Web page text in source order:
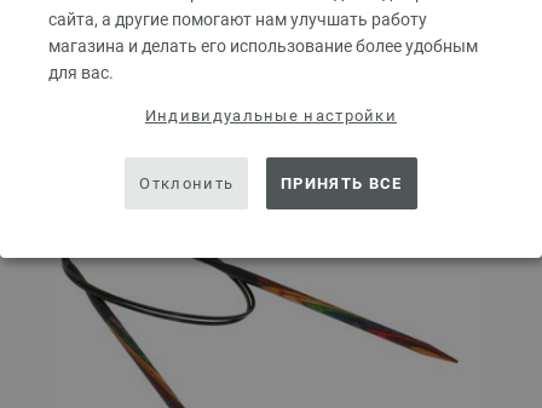
сайта, а другие помогают нам улучшать работу
магазина и делать его использование более удобным
для вас.
Индивидуальные настройки
Отклонить ПРИНЯТЬ ВСЕ
Добавить в избранное